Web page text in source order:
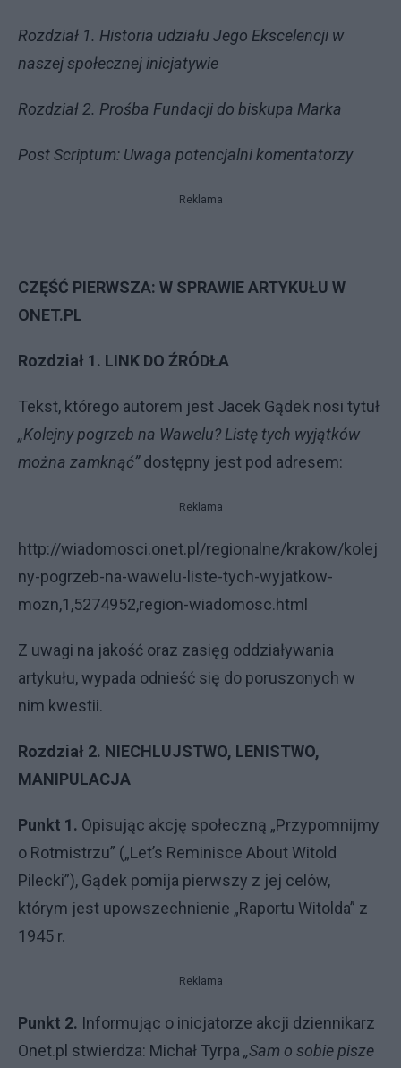
Rozdział 1. Historia udziału Jego Ekscelencji w
naszej społecznej inicjatywie
Rozdział 2. Prośba Fundacji do biskupa Marka
Post Scriptum: Uwaga potencjalni komentatorzy
Reklama
CZĘŚĆ PIERWSZA: W SPRAWIE ARTYKUŁU W
ONET.PL
Rozdział 1. LINK DO ŹRÓDŁA
Tekst, którego autorem jest Jacek Gądek nosi tytuł
„Kolejny pogrzeb na Wawelu? Listę tych wyjątków
można zamknąć”dostępny jest pod adresem:
Reklama
http://wiadomosci.onet.pl/regionalne/krakow/kolej
ny-pogrzeb-na-wawelu-liste-tych-wyjatkow-
mozn,1,5274952,region-wiadomosc.html
Z uwagi na jakość oraz zasięg oddziaływania
artykułu, wypada odnieść się do poruszonych w
nim kwestii.
Rozdział 2. NIECHLUJSTWO, LENISTWO,
MANIPULACJA
Punkt 1. Opisując akcję społeczną „Przypomnijmy
o Rotmistrzu” („Let’s Reminisce About Witold
Pilecki”), Gądek pomija pierwszy z jej celów,
którym jest upowszechnienie „Raportu Witolda” z
1945 r.
Reklama
Punkt 2. Informując o inicjatorze akcji dziennikarz
Onet.pl stwierdza: Michał Tyrpa „Sam o sobie pisze